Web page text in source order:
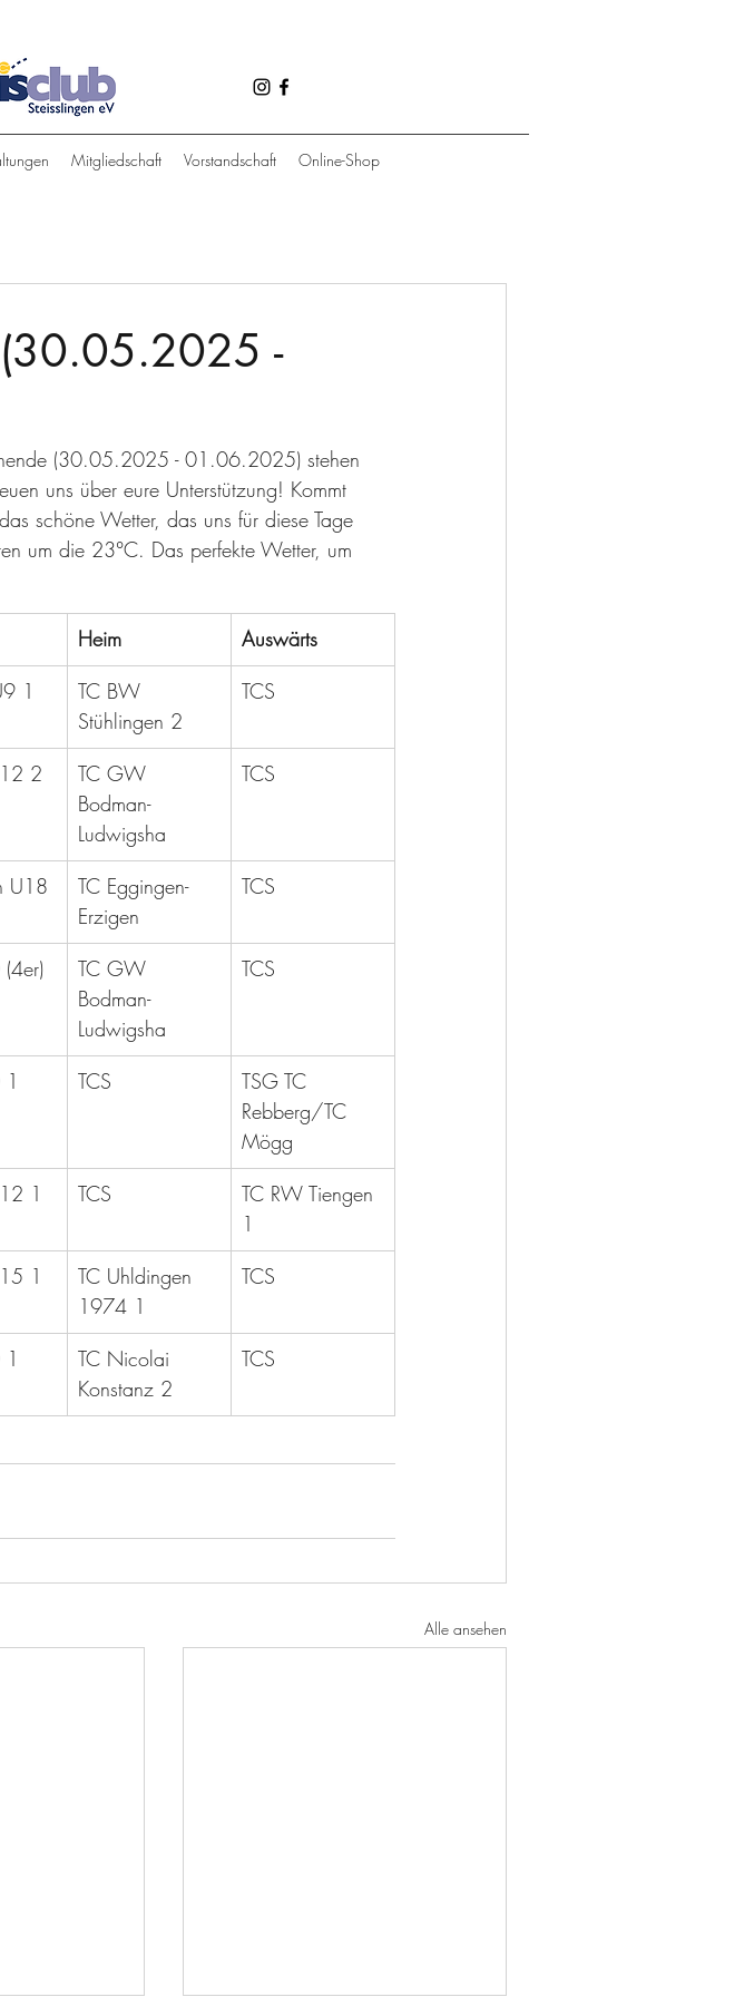
Mitgliedschaft Vorstandschaft Online-Shop
-
(30.05.2025 - 01.06.2025) stehen
uns über eure Unterstützung! Kommt
schöne Wetter, das uns für diese Tage
um die 23°C. Das perfekte Wetter, um
Heim
Auswärts
1
TC BW
Stühlingen 2
TCS
2
TC GW
Bodman-
Ludwigsha
TCS
U18
TC Eggingen-
Erzigen
TCS
TC GW
Bodman-
Ludwigsha
TCS
TCS
TSG TC
Rebberg/TC
Mögg
1 TCS
TC RW Tiengen
1
1
TC Uhldingen
1974 1
TCS
TC Nicolai
Konstanz 2
TCS
Alle ansehen